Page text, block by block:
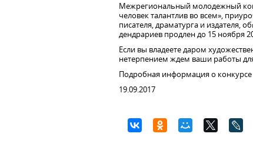
Межрегиональный молодежный
человек талантлив во всем»,
писателя, драматурга и издателя,
дендрариев продлен до 15 ноября
Если вы владеете даром
нетерпением ждем ваши работы
Подробная информация о конкурсе
19.09.2017